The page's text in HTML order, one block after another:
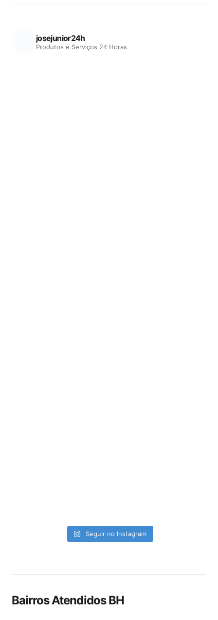
josejunior24h
Produtos e Serviços 24 Horas
Seguir no Instagram
Bairros Atendidos BH